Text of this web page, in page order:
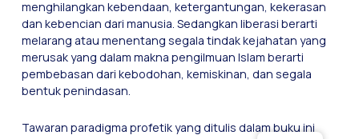
menghilangkan kebendaan, ketergantungan, kekerasan
dan kebencian dari manusia. Sedangkan liberasi berarti
melarang atau menentang segala tindak kejahatan yang
merusak yang dalam makna pengilmuan Islam berarti
pembebasan dari kebodohan, kemiskinan, dan segala
bentuk penindasan.
Tawaran paradigma profetik yang ditulis dalam buku ini